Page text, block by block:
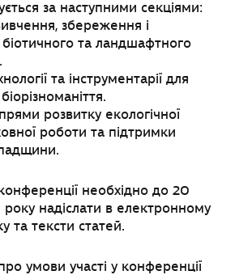
за наступними секціями:
збереження і
та ландшафтного
та інструментарії для
розвитку екологічної
роботи та підтримки
необхідно до 20
надіслати в електронному
та тексти статей.
умови участі у конференції